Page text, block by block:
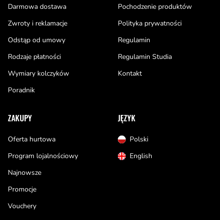
Darmowa dostawa
Zwroty i reklamacje
Odstąp od umowy
Rodzaje płatności
Wymiary kolczyków
Poradnik
Pochodzenie produktów
Polityka prywatności
Regulamin
Regulamin Studia
Kontakt
ZAKUPY
Oferta hurtowa
Program lojalnościowy
Najnowsze
Promocje
Vouchery
JĘZYK
Polski
English